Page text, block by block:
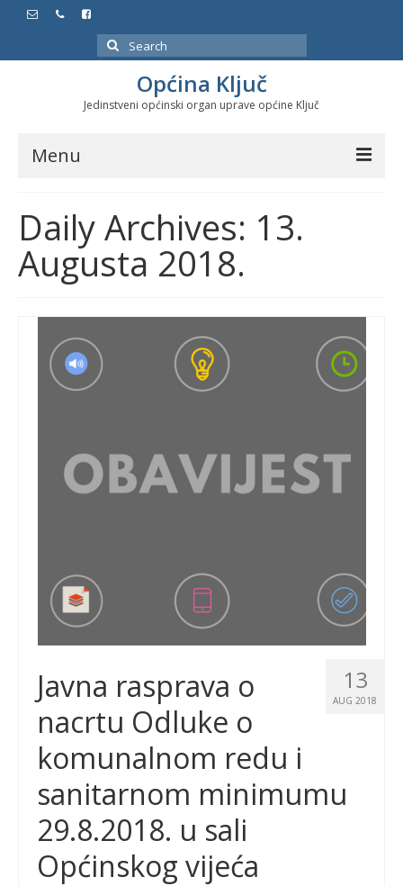
Search
for:
Općina Ključ
Jedinstveni općinski organ uprave općine Ključ
Menu
Službeni glasnici
Javne nabavke
Značajni datumi i manifestacije
Program energetske efikasnosti u stambenom
sektoru
Daily Archives: 13.
Augusta 2018.
13
AUG 2018
Javna rasprava o
nacrtu Odluke o
komunalnom redu i
sanitarnom minimumu
29.8.2018. u sali
Općinskog vijeća